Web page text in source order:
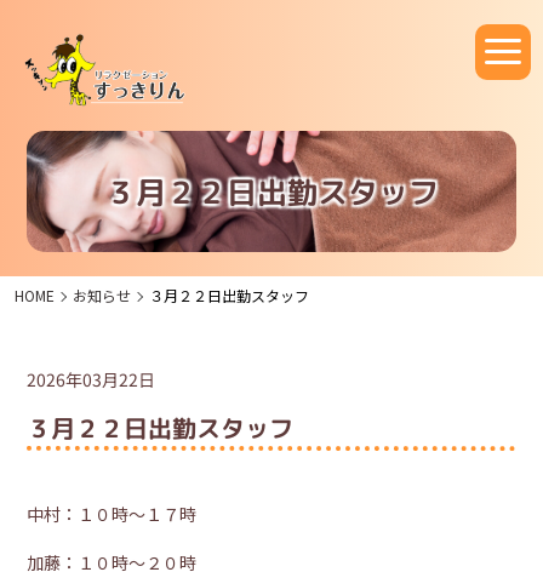
３月２２日出勤スタッフ
HOME お知らせ ３月２２日出勤スタッフ
2026年03月22日
３月２２日出勤スタッフ
中村：１０時～１７時
加藤：１０時～２０時